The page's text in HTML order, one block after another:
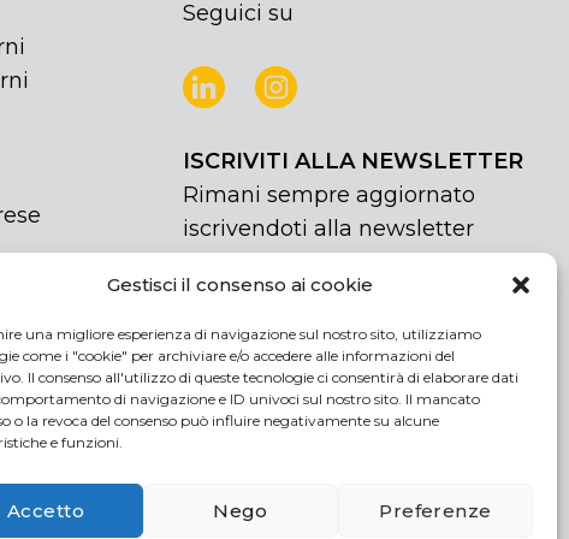
Gestisci il consenso ai cookie
una migliore esperienza di navigazione sul nostro sito, utilizziamo
come i "cookie" per archiviare e/o accedere alle informazioni del
Il consenso all'utilizzo di queste tecnologie ci consentirà di elaborare dati
di navigazione e ID univoci sul nostro sito. Il mancato
o la revoca del consenso può influire negativamente su alcune
e funzioni.
Accetto Nego Preferenze
Seguici su
ISCRIVITI ALLA NEWSLETTER
Rimani sempre aggiornato
iscrivendoti alla newsletter
NEWSLETTER
Acconsento al trattamento dei miei
dati personali
If
are
human,
leave